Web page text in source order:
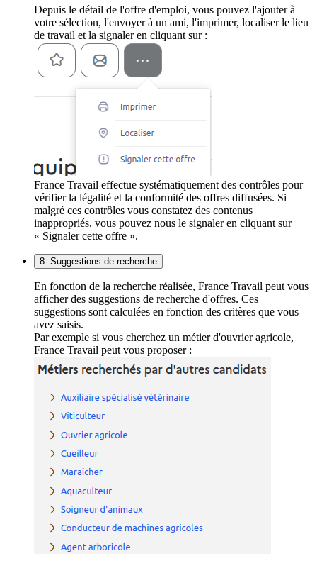
Depuis le détail de l'offre d'emploi, vous pouvez l'ajouter à
votre sélection, l'envoyer à un ami, l'imprimer, localiser le lieu
de travail et la signaler en cliquant sur :
France Travail effectue systématiquement des contrôles pour
vérifier la légalité et la conformité des offres diffusées. Si
malgré ces contrôles vous constatez des contenus
inappropriés, vous pouvez nous le signaler en cliquant sur
« Signaler cette offre ».
8. Suggestions de recherche
En fonction de la recherche réalisée, France Travail peut vous
afficher des suggestions de recherche d'offres. Ces
suggestions sont calculées en fonction des critères que vous
avez saisis.
Par exemple si vous cherchez un métier d'ouvrier agricole,
France Travail peut vous proposer :